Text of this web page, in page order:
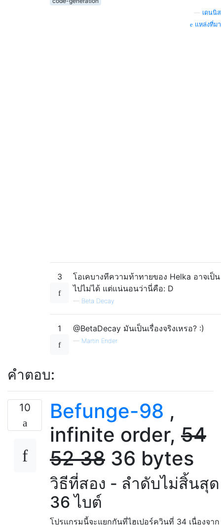
เดนนิส
แหล่งที่มา
3
โอเคบางทีความท้าทายของ Helka อาจเป็น
ไปไม่ได้ แต่แน่นอนว่านี่คือ: D
— Beta Decay
1 @BetaDecay มันเป็นเรื่องจริงเหรอ? :)
— Martin Ender
คำตอบ:
10 Befunge-98 ,
infinite order, 54
5238 36 bytes
วิธีที่สอง - ลำดับไม่สิ้นสุด
36 ไบต์
โปรแกรมนี้จะแยกกันที่ไฮเปอร์ควินที่ 34 เนื่องจาก